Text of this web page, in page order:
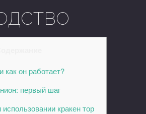
как он работает?
первый шаг
кракен тор